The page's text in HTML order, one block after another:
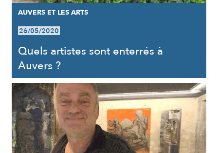
AUVERS ET LES ARTS
26/05/2020
Quels artistes sont enterrés à
Auvers ?